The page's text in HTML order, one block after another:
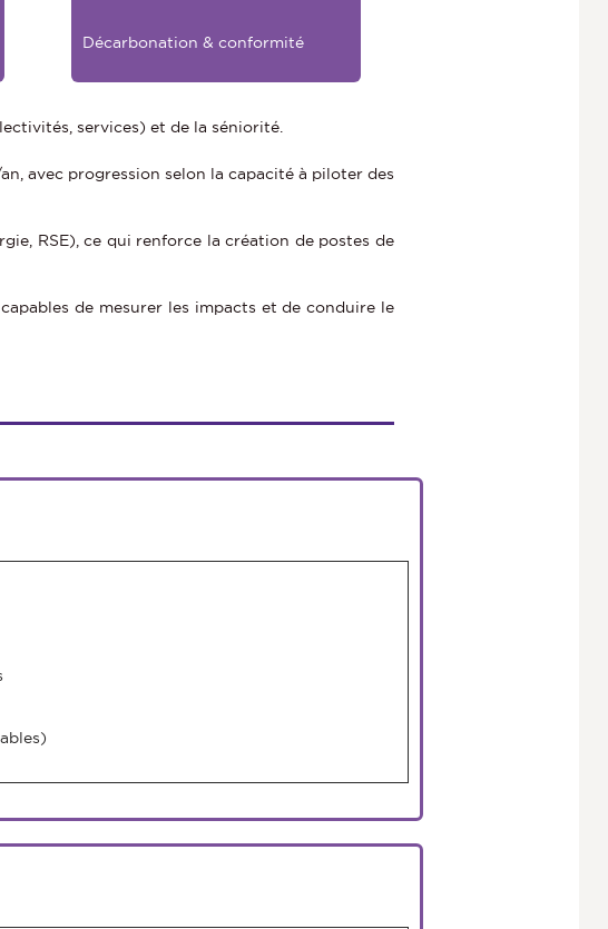
Décarbonation & conformité
services) et de la séniorité.
avec progression selon la capacité à piloter des
RSE), ce qui renforce la création de postes de
de mesurer les impacts et de conduire le